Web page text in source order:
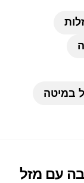
במיטה
עם מזל